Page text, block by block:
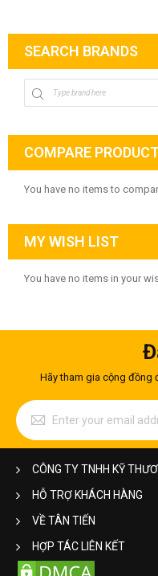
SEARCH BRANDS
COMPARE
You have no items to
MY WISH LIST
You have no items in your
Hãy tham gia cộng đồng
Sign
Up
for
Our
Newsletter:
CÔNG TY TNHH KỸ
HỖ TRỢ KHÁCH HÀNG
VỀ TÂN TIẾN
HỢP TÁC LIÊN KẾT